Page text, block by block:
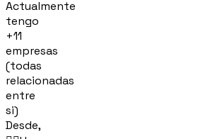
Actualmente
tengo
+11
empresas
(todas
relacionadas
entre
si)
Desde,